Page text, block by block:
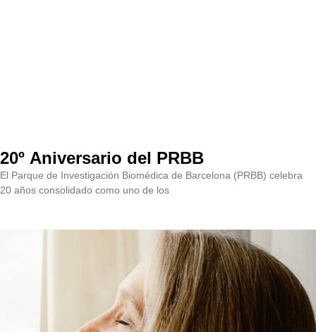
20º Aniversario del PRBB
El Parque de Investigación Biomédica de Barcelona (PRBB) celebra
20 años consolidado como uno de los